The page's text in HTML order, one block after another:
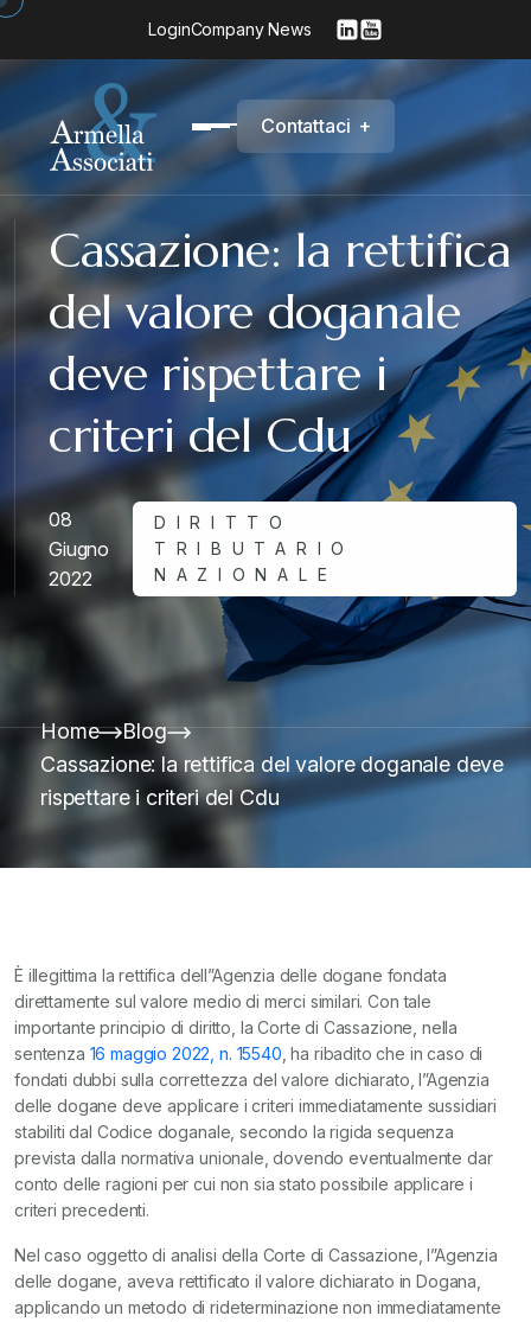
LoginCompany News
Contattaci +
Cassazione: la rettifica
del valore doganale
deve rispettare i
criteri del Cdu
08
Giugno
2022
DIRITTO
TRIBUTARIO
NAZIONALE
Home
Blog
Cassazione: la rettifica del valore doganale deve
rispettare i criteri del Cdu
È illegittima la rettifica dell”Agenzia delle dogane fondata
direttamente sul valore medio di merci similari. Con tale
importante principio di diritto, la Corte di Cassazione, nella
sentenza 16 maggio 2022, n. 15540 , ha ribadito che in caso di
fondati dubbi sulla correttezza del valore dichiarato, l”Agenzia
delle dogane deve applicare i criteri immediatamente sussidiari
stabiliti dal Codice doganale, secondo la rigida sequenza
prevista dalla normativa unionale, dovendo eventualmente dar
conto delle ragioni per cui non sia stato possibile applicare i
criteri precedenti.
Nel caso oggetto di analisi della Corte di Cassazione, l”Agenzia
delle dogane, aveva rettificato il valore dichiarato in Dogana,
applicando un metodo di rideterminazione non immediatamente